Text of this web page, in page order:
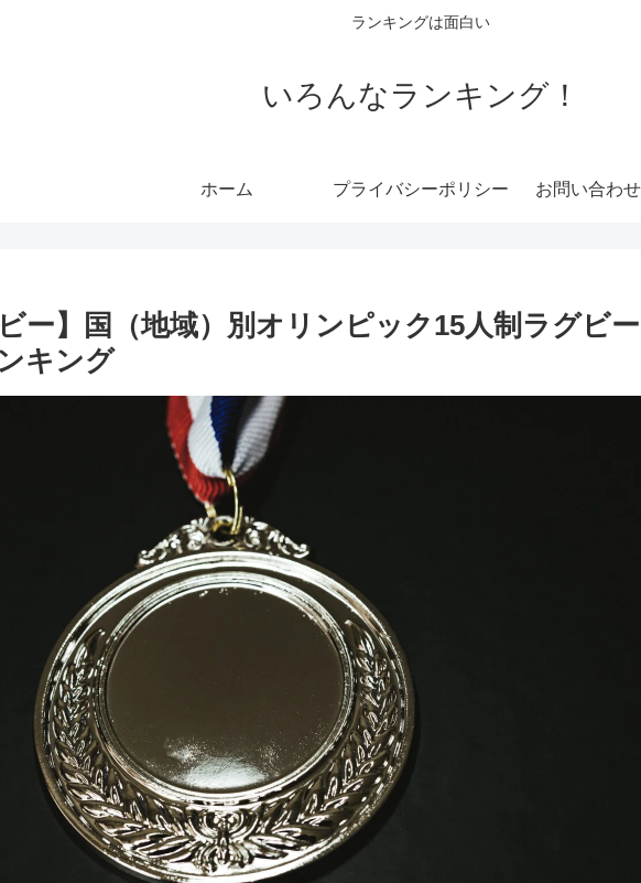
ランキングは面白い
いろんなランキング！
ホーム プライバシーポリシー お問い合わ
ー】国（地域）別オリンピック15人制ラグビー
キング